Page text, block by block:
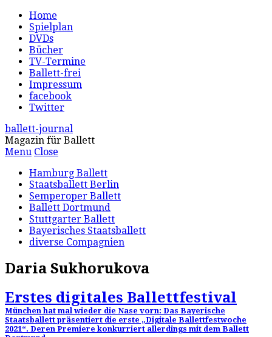
Home
Spielplan
DVDs
Bücher
TV-Termine
Ballett-frei
Impressum
facebook
Twitter
ballett-journal
Magazin für Ballett
Menu Close
Hamburg Ballett
Staatsballett Berlin
Semperoper Ballett
Ballett Dortmund
Stuttgarter Ballett
Bayerisches Staatsballett
diverse Compagnien
Daria Sukhorukova
Erstes digitales Ballettfestival
München hat mal wieder die Nase vorn: Das Bayerische
Staatsballett präsentiert die erste „Digitale Ballettfestwoche
2021“. Deren Premiere konkurriert allerdings mit dem Ballett